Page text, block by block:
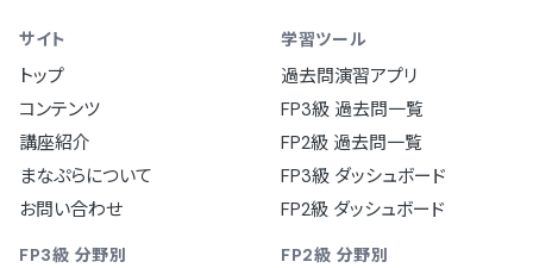
サイト
トップ
コンテンツ
講座紹介
まなぷらについて
お問い合わせ
学習ツール
過去問演習アプリ
FP3級 過去問一覧
FP2級 過去問一覧
FP3級 ダッシュボード
FP2級 ダッシュボード
FP3級 分野別 FP2級 分野別